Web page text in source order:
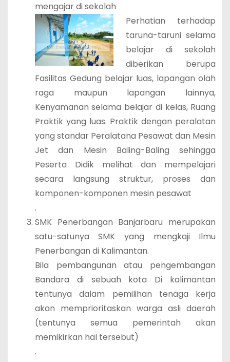
mengajar di sekolah
Perhatian terhadap
taruna-taruni selama
belajar di sekolah
diberikan berupa
Fasilitas Gedung belajar luas, lapangan olah
raga maupun lapangan lainnya,
Kenyamanan selama belajar di kelas, Ruang
Praktik yang luas. Praktik dengan peralatan
yang standar Peralatana Pesawat dan Mesin
Jet dan Mesin Baling-Baling sehingga
Peserta Didik melihat dan mempelajari
secara langsung struktur, proses dan
komponen-komponen mesin pesawat
.
SMK Penerbangan Banjarbaru merupakan
satu-satunya SMK yang mengkaji Ilmu
Penerbangan di Kalimantan.
Bila pembangunan atau pengembangan
Bandara di sebuah kota Di kalimantan
tentunya dalam pemilihan tenaga kerja
akan memprioritaskan warga asli daerah
(tentunya semua pemerintah akan
memikirkan hal tersebut)
.